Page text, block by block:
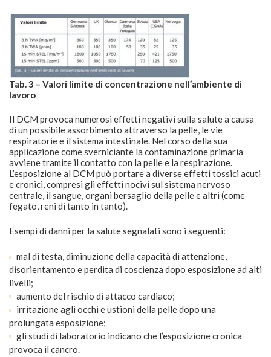
Tab. 3 – Valori limite di concentrazione nell’ambiente di
lavoro
Il DCM provoca numerosi effetti negativi sulla salute a causa
di un possibile assorbimento attraverso la pelle, le vie
respiratorie e il sistema intestinale. Nel corso della sua
applicazione come sverniciante la contaminazione primaria
avviene tramite il contatto con la pelle e la respirazione.
L’esposizione al DCM può portare a diverse effetti tossici acuti
e cronici, compresi gli effetti nocivi sul sistema nervoso
centrale, il sangue, organi bersaglio della pelle e altri (come
fegato, reni di tanto in tanto).
Esempi di danni per la salute segnalati sono i seguenti:
mal di testa, diminuzione della capacità di attenzione,
disorientamento e perdita di coscienza dopo esposizione ad alti
livelli;
aumento del rischio di attacco cardiaco;
irritazione agli occhi e ustioni della pelle dopo una
prolungata esposizione;
gli studi di laboratorio indicano che l’esposizione cronica
provoca il cancro.